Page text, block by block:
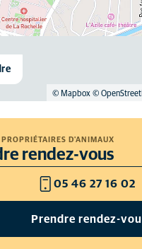
© Mapbox ©
PROPRIÉTAIRES D'ANIMAUX
rendez-vous
05 46 27 16 02
Prendre rendez-